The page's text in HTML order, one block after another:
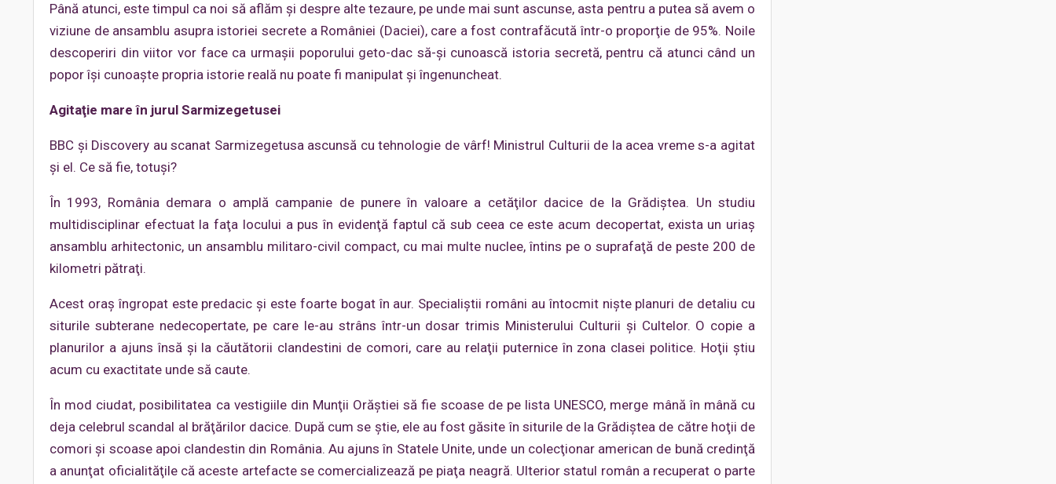
Până atunci, este timpul ca noi să aflăm şi despre alte tezaure, pe unde mai sunt ascunse, asta pentru a putea să avem o
viziune de ansamblu asupra istoriei secrete a României (Daciei), care a fost contrafăcută într-o proporţie de 95%. Noile
descoperiri din viitor vor face ca urmaşii poporului geto-dac să-şi cunoască istoria secretă, pentru că atunci când un
popor îşi cunoaşte propria istorie reală nu poate fi manipulat şi îngenuncheat.
Agitaţie mare în jurul Sarmizegetusei
BBC şi Discovery au scanat Sarmizegetusa ascunsă cu tehnologie de vârf! Ministrul Culturii de la acea vreme s-a agitat
şi el. Ce să fie, totuşi?
În 1993, România demara o amplă campanie de punere în valoare a cetăţilor dacice de la Grădiştea. Un studiu
multidisciplinar efectuat la faţa locului a pus în evidenţă faptul că sub ceea ce este acum decopertat, exista un uriaş
ansamblu arhitectonic, un ansamblu militaro-civil compact, cu mai multe nuclee, întins pe o suprafaţă de peste 200 de
kilometri pătraţi.
Acest oraş îngropat este predacic şi este foarte bogat în aur. Specialiştii români au întocmit nişte planuri de detaliu cu
siturile subterane nedecopertate, pe care le-au strâns într-un dosar trimis Ministerului Culturii şi Cultelor. O copie a
planurilor a ajuns însă şi la căutătorii clandestini de comori, care au relaţii puternice în zona clasei politice. Hoţii ştiu
acum cu exactitate unde să caute.
În mod ciudat, posibilitatea ca vestigiile din Munţii Orăștiei să fie scoase de pe lista UNESCO, merge mână în mână cu
deja celebrul scandal al brăţărilor dacice. După cum se ştie, ele au fost găsite în siturile de la Grădiştea de către hoţii de
comori şi scoase apoi clandestin din România. Au ajuns în Statele Unite, unde un colecţionar american de bună credinţă
a anunţat oficialităţile că aceste artefacte se comercializează pe piaţa neagră. Ulterior statul român a recuperat o parte